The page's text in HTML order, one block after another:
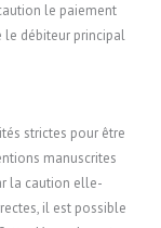
le paiement
le débiteur principal
strictes pour être
manuscrites
la caution elle-
il est possible